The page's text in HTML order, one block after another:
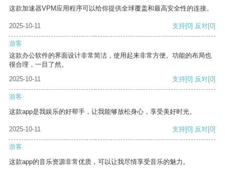
这款加速器VPM应用程序可以给你提供全球覆盖和最高安全性的连接。
2025-10-11 支持[0] 反对[0]
游客
这款办公软件的界面设计非常简洁，使用起来非常方便。功能的布局也
很合理，一目了然。
2025-10-11
支持[0] 反对[0]
游客
这款app是我娱乐的好帮手，让我能够放松身心，享受美好时光。
2025-10-11 支持[0] 反对[0]
游客
这款app的音乐资源非常优质，可以让我尽情享受音乐的魅力。